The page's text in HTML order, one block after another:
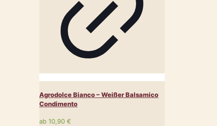
Agrodolce Bianco – Weißer Balsamico
Condimento
ab 10,90 €